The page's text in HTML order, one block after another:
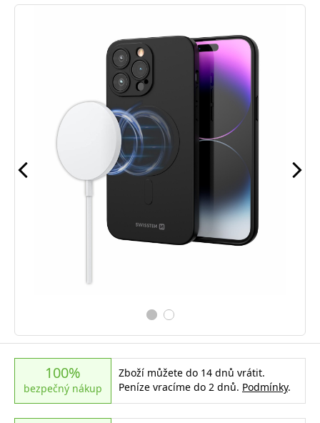
100%
bezpečný nákup
Zboží můžete do 14 dnů vrátit.
Peníze vracíme do 2 dnů. Podmínky.